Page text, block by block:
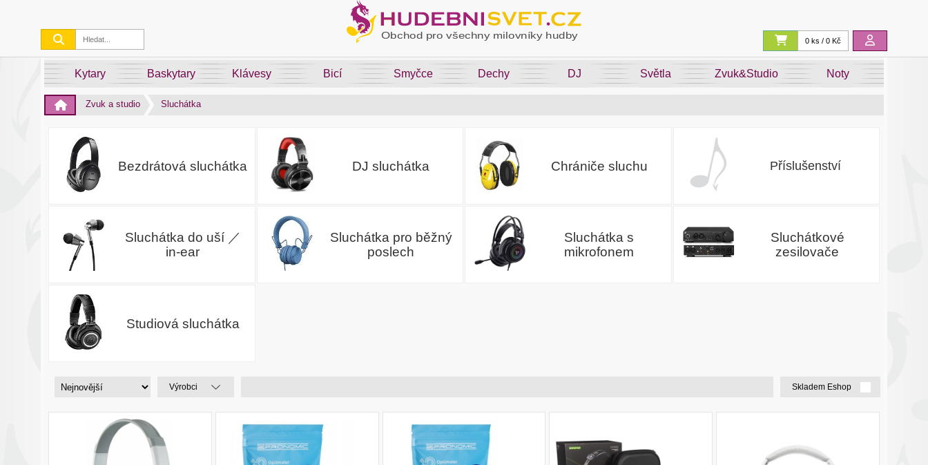
0 ks / 0 Kč
Kytary Baskytary Klávesy Bicí Smyčce Dechy DJ Světla Zvuk&Studio Noty
Zvuk a studio Sluchátka
Bezdrátová sluchátka DJ sluchátka Chrániče sluchu Příslušenství
Sluchátka do uší ／
in-ear
Sluchátka pro běžný
poslech
Sluchátka s
mikrofonem
Sluchátkové
zesilovače
Studiová sluchátka
Výrobci Skladem Eshop